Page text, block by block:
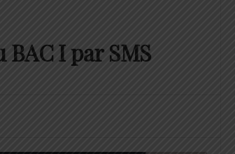
I par SMS